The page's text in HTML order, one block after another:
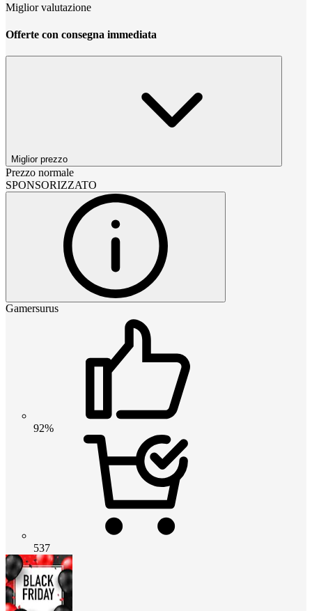
Miglior valutazione
Offerte con consegna immediata
Miglior prezzo
Prezzo normale
SPONSORIZZATO
Gamersurus
92%
537